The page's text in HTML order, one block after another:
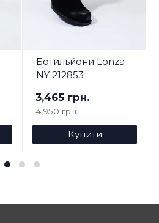
Ботильйони Lonza
NY 212853
3,465 грн.
4,950 грн.
Купити